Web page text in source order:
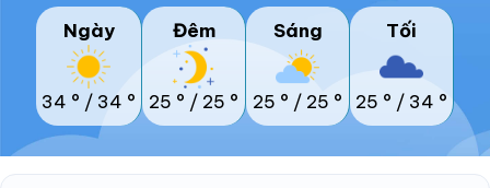
Ngày
34 ° / 34 °
Đêm
25 ° / 25 °
Sáng
25 ° / 25 °
Tối
25 ° / 34 °